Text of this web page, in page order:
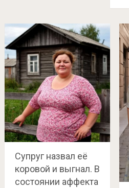
Супруг назвал её
коровой и выгнал. В
состоянии аффекта